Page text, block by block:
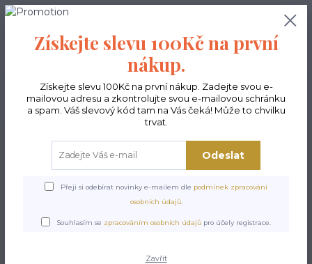
Hledat
0,00 Kč
Kosmetická eko taška -
Kruhy
Získejte slevu 100Kč na první
nákup.
Získejte slevu 100Kč na první nákup. Zadejte svou e-
mailovou adresu a zkontrolujte svou e-mailovou schránku
a spam. Váš slevový kód tam na Vás čeká! Může to chvilku
trvat.
Odeslat
Přeji si odebírat novinky e-mailem dle podmínek zpracování
osobních údajů.
Souhlasím se zpracováním osobních údajů pro účely registrace.
Zavřít